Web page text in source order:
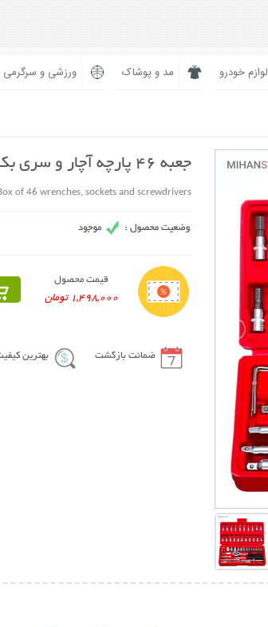
لوازم خودرو مد و پوشاک ورزشی و سرگرمی
جعبه 46 پارچه آچار و سری بکس و پیچ گوشتی
of 46 wrenches, sockets and screwdrivers
قیمت محصول
1,498,000 تومان
ضمانت بازگشت بهترین